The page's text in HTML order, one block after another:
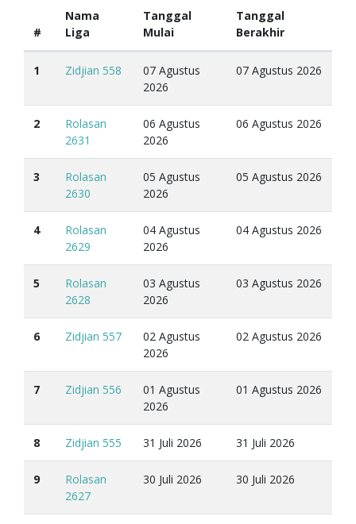
#
Nama
Liga
Tanggal
Mulai
Tanggal
Berakhir
1 Zidjian 558
07 Agustus
2026
07 Agustus 2026
2
Rolasan
2631
06 Agustus
2026
06 Agustus 2026
3
Rolasan
2630
05 Agustus
2026
05 Agustus 2026
4
Rolasan
2629
04 Agustus
2026
04 Agustus 2026
5
Rolasan
2628
03 Agustus
2026
03 Agustus 2026
6 Zidjian 557
02 Agustus
2026
02 Agustus 2026
7 Zidjian 556
01 Agustus
2026
01 Agustus 2026
8 Zidjian 555 31 Juli 2026 31 Juli 2026
9
Rolasan
2627
30 Juli 2026 30 Juli 2026